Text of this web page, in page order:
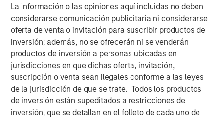
La información o las opiniones aquí incluidas no deben
considerarse comunicación publicitaria ni considerarse
oferta de venta o invitación para suscribir productos de
inversión; además, no se ofrecerán ni se venderán
productos de inversión a personas ubicadas en
jurisdicciones en que dichas oferta, invitación,
suscripción o venta sean ilegales conforme a las leyes
de la jurisdicción de que se trate. Todos los productos
de inversión están supeditados a restricciones de
inversión, que se detallan en el folleto de cada uno de
commitment to innovation and high-quality outcomes
makes them a natural fit for UVP and a big part of our
growth plan in Texas and beyond.”
By joining UVP, Brooks Eye Associates gains access to
expanded resources, operational support, and strategic
guidance—while continuing to lead with clinical
autonomy. UVP’s physician-led model empowers its
partners to grow sustainably and stay focused on
delivering the highest standard of patient care.